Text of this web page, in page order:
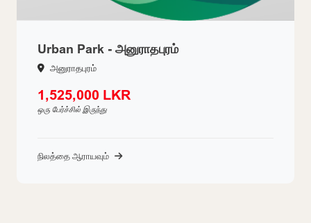
Urban Park - அனுராதபுரம்
அனுராதபுரம்
1,525,000 LKR
ஒரு பேர்ச்சில் இருந்து
நிலத்தை ஆராயவும்